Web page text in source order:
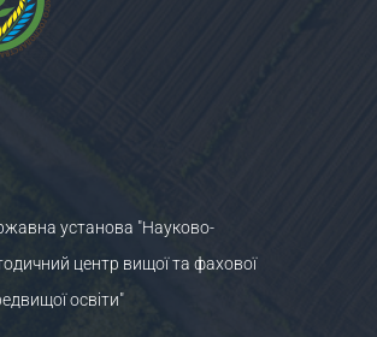
установа "Науково-
центр вищої та фахової
освіти"